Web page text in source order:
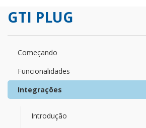
GTI PLUG
Começando
Funcionalidades
Integrações
Introdução